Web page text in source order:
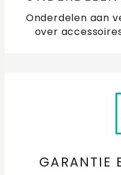
Onderdelen aan
over
GARANTIE